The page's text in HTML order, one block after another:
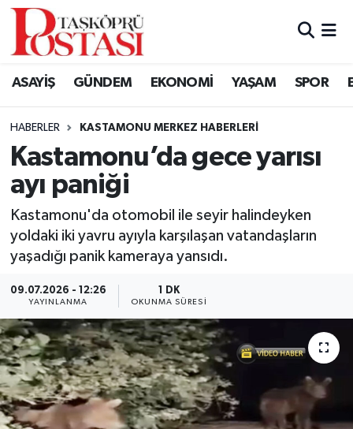
ASAYİŞ GÜNDEM EKONOMİ YAŞAM SPOR
HABERLER KASTAMONU MERKEZ HABERLERI
Kastamonu’da gece yarısı
ayı paniği
Kastamonu'da otomobil ile seyir halindeyken
yoldaki iki yavru ayıyla karşılaşan vatandaşların
yaşadığı panik kameraya yansıdı.
09.07.2026 - 12:26
YAYINLANMA
1 DK
OKUNMA SÜRESI
Kastamonu Vefat Edenler
Araç Haberleri
Azdavay Haberleri
Bozkurt Haberleri
Çatalzeytin Haberleri
Cide Haberleri
Daday Haberleri
Devrekani Haberleri